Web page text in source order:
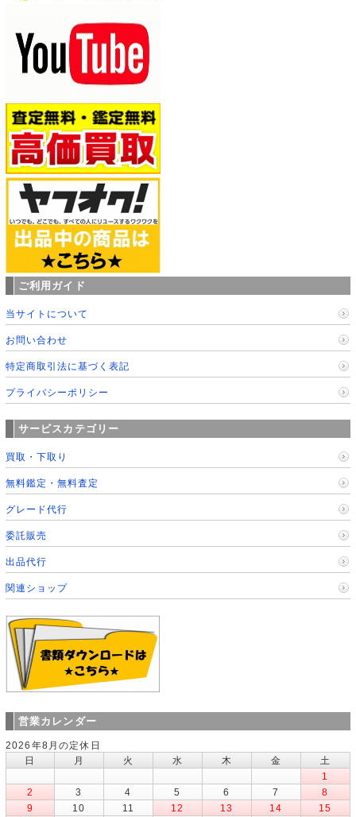
ご利用ガイド
当サイトについて
お問い合わせ
特定商取引法に基づく表記
プライバシーポリシー
サービスカテゴリー
買取・下取り
無料鑑定・無料査定
グレード代行
委託販売
出品代行
関連ショップ
営業カレンダー
2026年8月の定休日
日
月 火 水 木 金
土
1
2
3 4 5 6 7
8
9
10 11 12 13 14
15